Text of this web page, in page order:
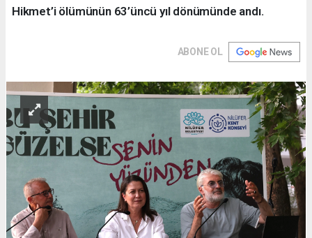
Hikmet’i ölümünün 63’üncü yıl dönümünde andı.
ABONE OL